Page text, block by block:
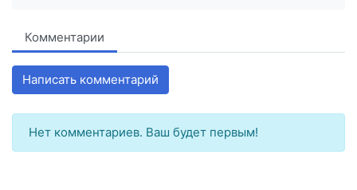
Комментарии
Написать комментарий
Нет комментариев. Ваш будет первым!